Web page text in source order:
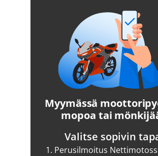
Myymässä
mopoa tai
Valitse sopivin
1. Perusilmoitus